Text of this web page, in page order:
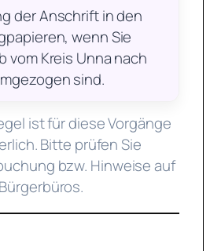
der Anschrift in den
wenn Sie
vom Kreis Unna nach
sind.
ist für diese Vorgänge
Bitte prüfen Sie
bzw. Hinweise auf